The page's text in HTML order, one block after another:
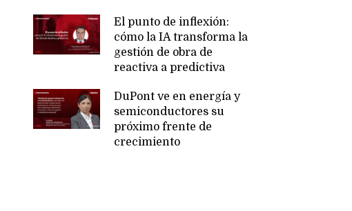
El punto de inflexión:
cómo la IA transforma la
gestión de obra de
reactiva a predictiva
DuPont ve en energía y
semiconductores su
próximo frente de
crecimiento